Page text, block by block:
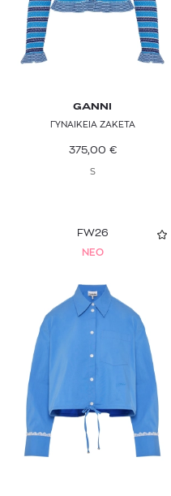
GANNI
ΓΥΝΑΙΚΕΙΑ ΖΑΚΕΤΑ
375,00 €
S
FW26
NEO